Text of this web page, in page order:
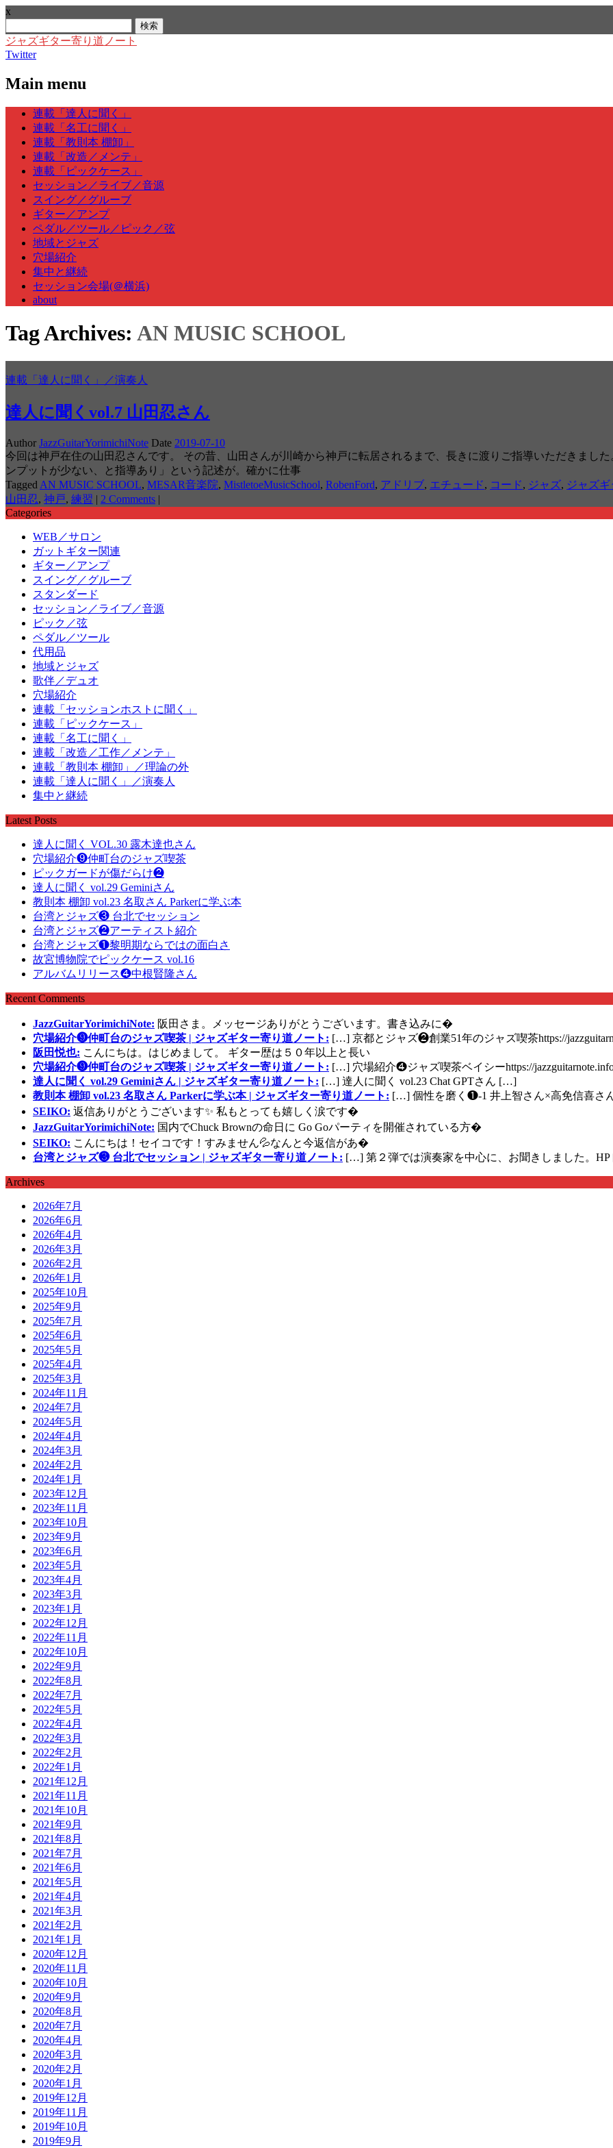
x
索:
ジャズギター寄り道ノート
Twitter
Main menu
Skip
content
連載「達人に聞く」
連載「名工に聞く」
連載「教則本 棚卸」
連載「改造／メンテ」
連載「ピックケース」
セッション／ライブ／音源
スイング／グルーブ
ギター／アンプ
ペダル／ツール／ピック／弦
地域とジャズ
穴場紹介
集中と継続
セッション会場(＠横浜)
about
Tag Archives: AN MUSIC SCHOOL
連載「達人に聞く」／演奏人
達人に聞くvol.7 山田忍さん
Author JazzGuitarYorimichiNote Date 2019-07-10
今回は神戸在住の山田忍さんです。 その昔、山田さんが川崎から神戸に転居されるまで、長きに渡りご指導いただきまし
ンプットが少ない、と指導あり」という記述が。確かに仕事
Tagged AN MUSIC SCHOOL, MESAR音楽院, MistletoeMusicSchool, RobenFord, アドリブ, エチュード, コード, ジャズ, ジャズギ
山田忍, 神戸, 練習 | 2 Comments |
Categories
WEB／サロン
ガットギター関連
ギター／アンプ
スイング／グルーブ
スタンダード
セッション／ライブ／音源
ピック／弦
ペダル／ツール
代用品
地域とジャズ
歌伴／デュオ
穴場紹介
連載「セッションホストに聞く」
連載「ピックケース」
連載「名工に聞く」
連載「改造／工作／メンテ」
連載「教則本 棚卸」／理論の外
連載「達人に聞く」／演奏人
集中と継続
Latest Posts
達人に聞く VOL.30 露木達也さん
穴場紹介❾仲町台のジャズ喫茶
ピックガードが傷だらけ❷
達人に聞く vol.29 Geminiさん
教則本 棚卸 vol.23 名取さん Parkerに学ぶ本
台湾とジャズ❸ 台北でセッション
台湾とジャズ❷アーティスト紹介
台湾とジャズ❶黎明期ならではの面白さ
故宮博物院でピックケース vol.16
アルバムリリース❹中根賢隆さん
Recent Comments
JazzGuitarYorimichiNote: 阪田さま。メッセージありがとうございます。書き込みに�
穴場紹介❾仲町台のジャズ喫茶 | ジャズギター寄り道ノート: […] 京都とジャズ❷創業51年のジャズ喫茶https://
阪田悦也: こんにちは。はじめまして。 ギター歴は５０年以上と長い
穴場紹介❾仲町台のジャズ喫茶 | ジャズギター寄り道ノート: […] 穴場紹介❹ジャズ喫茶ベイシーhttps://
達人に聞く vol.29 Geminiさん | ジャズギター寄り道ノート: […] 達人に聞く vol.23 Chat GPTさん […]
教則本 棚卸 vol.23 名取さん Parkerに学ぶ本 | ジャズギター寄り道ノート: […] 個性を磨く❶-1 井上智さん×高免信喜さん
SEIKO: 返信ありがとうございます✨ 私もとっても嬉しく涙です�
JazzGuitarYorimichiNote: 国内でChuck Brownの命日に Go Goパーティを開催されている方�
SEIKO: こんにちは！セイコです！すみません💦なんと今返信があ�
台湾とジャズ❸ 台北でセッション | ジャズギター寄り道ノート: […] 第２弾では演奏家を中心に、お聞きしました。
Archives
2026年7月
2026年6月
2026年4月
2026年3月
2026年2月
2026年1月
2025年10月
2025年9月
2025年7月
2025年6月
2025年5月
2025年4月
2025年3月
2024年11月
2024年7月
2024年5月
2024年4月
2024年3月
2024年2月
2024年1月
2023年12月
2023年11月
2023年10月
2023年9月
2023年6月
2023年5月
2023年4月
2023年3月
2023年1月
2022年12月
2022年11月
2022年10月
2022年9月
2022年8月
2022年7月
2022年5月
2022年4月
2022年3月
2022年2月
2022年1月
2021年12月
2021年11月
2021年10月
2021年9月
2021年8月
2021年7月
2021年6月
2021年5月
2021年4月
2021年3月
2021年2月
2021年1月
2020年12月
2020年11月
2020年10月
2020年9月
2020年8月
2020年7月
2020年4月
2020年3月
2020年2月
2020年1月
2019年12月
2019年11月
2019年10月
2019年9月